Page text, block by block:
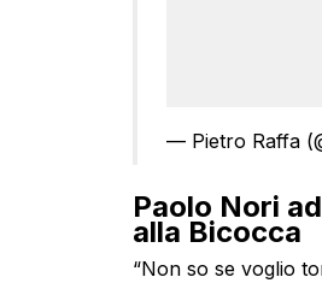
— Pietro Raffa
Paolo Nori
alla Bicocca
“Non so se voglio